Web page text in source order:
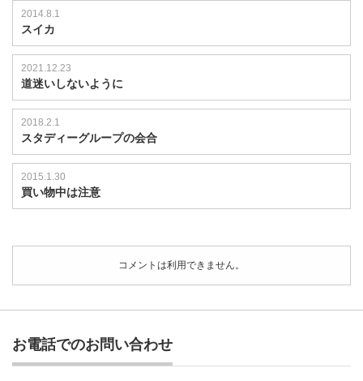
2014.8.1
スイカ
2021.12.23
道迷いしないように
2018.2.1
スタディーグループの会合
2015.1.30
買い物中は注意
コメントは利用できません。
お電話でのお問い合わせ